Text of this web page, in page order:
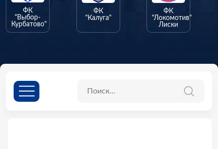
"Калуга"
"Локомотив"